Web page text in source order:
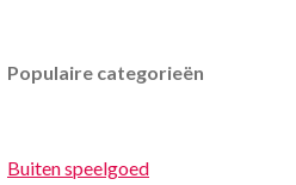
Populaire categorieën
Buiten speelgoed